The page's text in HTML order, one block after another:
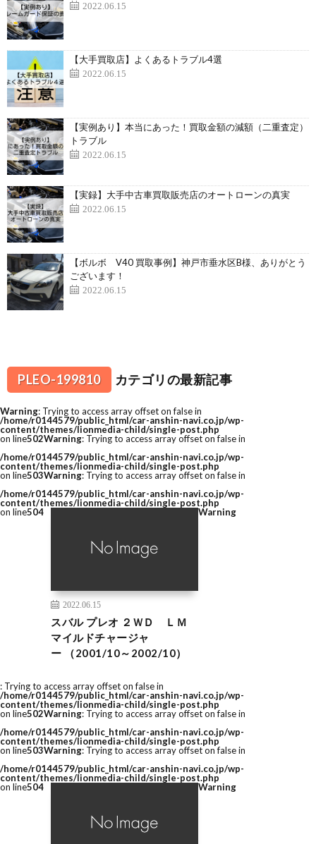
2022.06.15
【大手買取店】よくあるトラブル4選
2022.06.15
【実例あり】本当にあった！買取金額の減額（二重査定）
トラブル
2022.06.15
【実録】大手中古車買取販売店のオートローンの真実
2022.06.15
【ボルボ V40 買取事例】神戸市垂水区B様、ありがとう
ございます！
2022.06.15
PLEO-199810 カテゴリの最新記事
Warning: Trying to access array offset on false in
/home/r0144579/public_html/car-anshin-navi.co.jp/wp-
content/themes/lionmedia-child/single-post.php
on line502Warning: Trying to access array offset on false in
/home/r0144579/public_html/car-anshin-navi.co.jp/wp-
content/themes/lionmedia-child/single-post.php
on line503Warning: Trying to access array offset on false in
/home/r0144579/public_html/car-anshin-navi.co.jp/wp-
content/themes/lionmedia-child/single-post.php
on line504
2022.06.15
スバル プレオ ２ＷＤ ＬＭ
マイルドチャージャ
ー （2001/10～2002/10）
Warning
: Trying to access array offset on false in
/home/r0144579/public_html/car-anshin-navi.co.jp/wp-
content/themes/lionmedia-child/single-post.php
on line502Warning: Trying to access array offset on false in
/home/r0144579/public_html/car-anshin-navi.co.jp/wp-
content/themes/lionmedia-child/single-post.php
on line503Warning: Trying to access array offset on false in
/home/r0144579/public_html/car-anshin-navi.co.jp/wp-
content/themes/lionmedia-child/single-post.php
on line504 Warning